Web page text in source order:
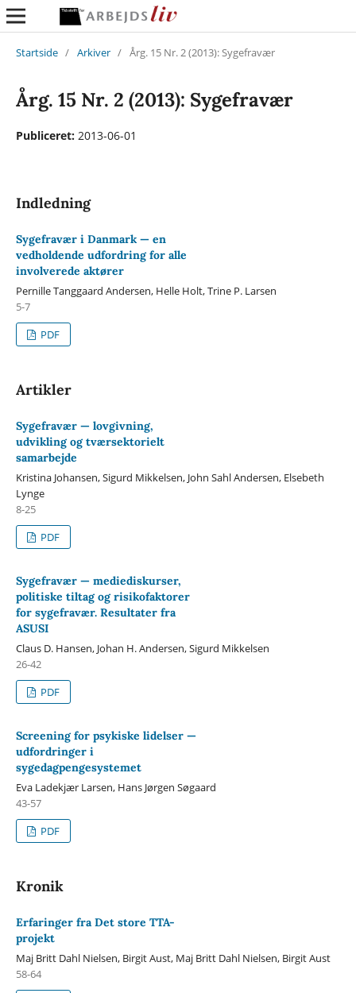
Startside / Arkiver / Årg. 15 Nr. 2 (2013): Sygefravær
Årg. 15 Nr. 2 (2013): Sygefravær
Publiceret: 2013-06-01
Indledning
Sygefravær i Danmark — en
vedholdende udfordring for alle
involverede aktører
Pernille Tanggaard Andersen, Helle Holt, Trine P. Larsen
5-7
PDF
Artikler
Sygefravær — lovgivning,
udvikling og tværsektorielt
samarbejde
Kristina Johansen, Sigurd Mikkelsen, John Sahl Andersen, Elsebeth
Lynge
8-25
PDF
Sygefravær — mediediskurser,
politiske tiltag og risikofaktorer
for sygefravær. Resultater fra
ASUSI
Claus D. Hansen, Johan H. Andersen, Sigurd Mikkelsen
26-42
PDF
Screening for psykiske lidelser —
udfordringer i
sygedagpengesystemet
Eva Ladekjær Larsen, Hans Jørgen Søgaard
43-57
PDF
Kronik
Erfaringer fra Det store TTA-
projekt
Maj Britt Dahl Nielsen, Birgit Aust, Maj Britt Dahl Nielsen, Birgit Aust
58-64